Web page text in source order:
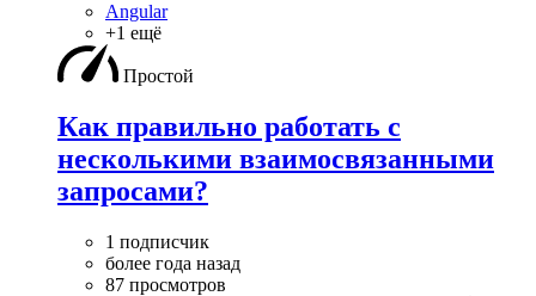
Angular
+1 ещё
Простой
Как правильно работать с
несколькими взаимосвязанными
запросами?
1 подписчик
более года назад
87 просмотров